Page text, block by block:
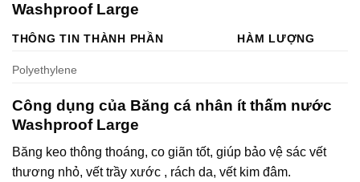
Washproof Large
THÔNG TIN THÀNH PHẦN HÀM LƯỢNG
Polyethylene
Công dụng của Băng cá nhân ít thấm nước
Washproof Large
Băng keo thông thoáng, co giãn tốt, giúp bảo vệ sác vết
thương nhỏ, vết trầy xước , rách da, vết kim đâm.